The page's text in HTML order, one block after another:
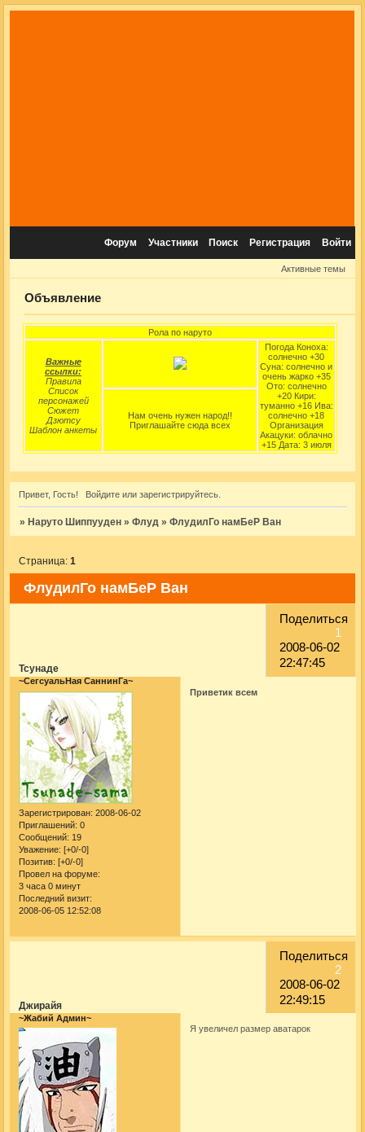
Форум Участники Поиск Регистрация Войти
Активные темы
Объявление
Рола по наруто
Важные
ссылки:
Правила
Список
персонажей
Сюжет
Дзютсу
Шаблон анкеты
Погода Коноха:
солнечно +30
Суна: солнечно и
очень жарко +35
Ото: солнечно
+20 Кири:
туманно +16 Ива:
солнечно +18
Организация
Акацуки: облачно
+15 Дата: 3 июля
Нам очень нужен народ!!
Приглашайте сюда всех
Привет, Гость! Войдитеили зарегистрируйтесь.
» Наруто Шиппууден »Флуд »ФлудилГо намБеР Ван
ФлудилГо намБеР Ван
Страница:1
Поделиться
1
2008-06-02
22:47:45
Тсунаде
~СегсуальНая СаннинГа~
Зарегистрирован: 2008-06-02
Приглашений: 0
Сообщений: 19
Уважение: [+0/-0]
Позитив: [+0/-0]
Провел на форуме:
3 часа 0 минут
Последний визит:
2008-06-05 12:52:08
Приветик всем
Поделиться
2
2008-06-02
22:49:15
Джирайя
~Жабий Админ~
Я увеличел размер аватарок